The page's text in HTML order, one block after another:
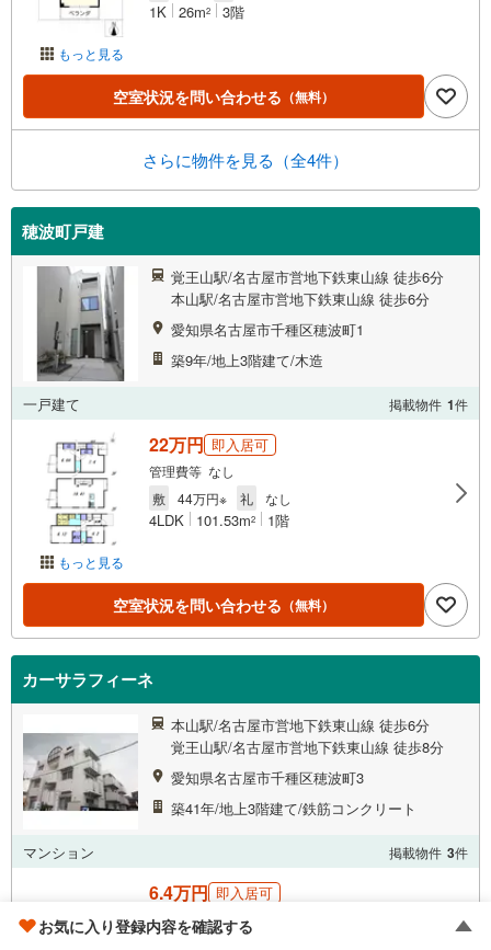
もっと見る
1K 26m2 3階
空室状況を問い合わせる （無料）
さらに物件を見る（全4件）
穂波町戸建
覚王山駅/名古屋市営地下鉄東山線 徒歩6分
本山駅/名古屋市営地下鉄東山線 徒歩6分
愛知県名古屋市千種区穂波町1
築9年/地上3階建て/木造
一戸建て 掲載物件 1件
もっと見る
22万円 即入居可
管理費等 なし
敷
44万円※ 礼 なし
4LDK 101.53m2 1階
空室状況を問い合わせる （無料）
カーサラフィーネ
本山駅/名古屋市営地下鉄東山線 徒歩6分
覚王山駅/名古屋市営地下鉄東山線 徒歩8分
愛知県名古屋市千種区穂波町3
築41年/地上3階建て/鉄筋コンクリート
マンション 掲載物件 3件
6.4万円 即入居可
管理費等 5,000円
お気に入り登録内容を確認する